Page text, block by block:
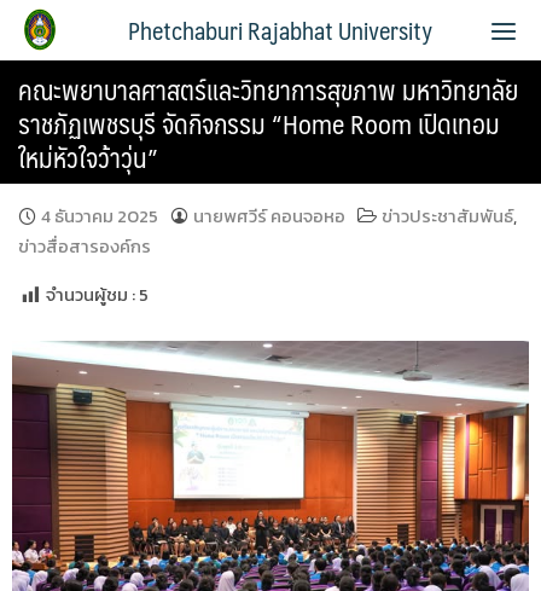
Phetchaburi Rajabhat University
คณะพยาบาลศาสตร์และวิทยาการสุขภาพ มหาวิทยาลัย
ราชภัฏเพชรบุรี จัดกิจกรรม “Home Room เปิดเทอม
ใหม่หัวใจว้าวุ่น”
4 ธันวาคม 2025 นายพศวีร์ คอนจอหอ ข่าวประชาสัมพันธ์,
ข่าวสื่อสารองค์กร
จำนวนผู้ชม :5